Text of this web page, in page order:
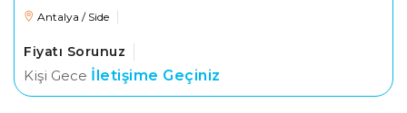
Antalya / Side
Fiyatı Sorunuz
Kişi Gece İletişime Geçiniz